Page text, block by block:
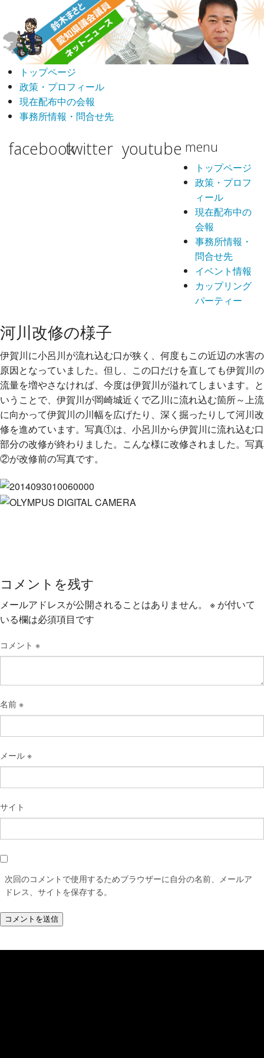
トップページ
政策・プロフィール
現在配布中の会報
事務所情報・問合せ先
facebooktwitter youtube menu
トップページ
政策・プロフ
ィール
現在配布中の
会報
事務所情報・
問合せ先
イベント情報
カップリング
パーティー
河川改修の様子
伊賀川に小呂川が流れ込む口が狭く、何度もこの近辺の水害の
原因となっていました。但し、この口だけを直しても伊賀川の
流量を増やさなければ、今度は伊賀川が溢れてしまいます。と
いうことで、伊賀川が岡崎城近くで乙川に流れ込む箇所～上流
に向かって伊賀川の川幅を広げたり、深く掘ったりして河川改
修を進めています。写真①は、小呂川から伊賀川に流れ込む口
部分の改修が終わりました。こんな様に改修されました。写真
②が改修前の写真です。
コメントを残す
メールアドレスが公開されることはありません。 ※ が付いて
いる欄は必須項目です
コメント ※
名前 ※
メール ※
サイト
次回のコメントで使用するためブラウザーに自分の名前、メールア
ドレス、サイトを保存する。